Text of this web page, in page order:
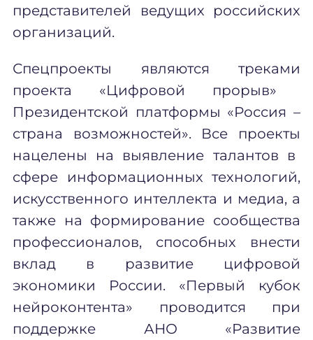
представителей ведущих российских
организаций.
Спецпроекты являются треками
проекта «Цифровой прорыв»
Президентской платформы «Россия –
страна возможностей». Все проекты
нацелены на выявление талантов в
сфере информационных технологий,
искусственного интеллекта и медиа, а
также на формирование сообщества
профессионалов, способных внести
вклад в развитие цифровой
экономики России. «Первый кубок
нейроконтента» проводится при
поддержке АНО «Развитие